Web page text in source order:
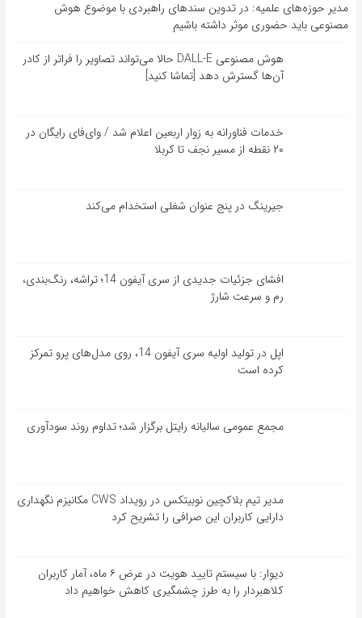
مدیر حوزه‌های علمیه: در تدوین سندهای راهبردی با موضوع هوش
مصنوعی باید حضوری موثر داشته باشیم
هوش مصنوعی DALL-E حالا می‌تواند تصاویر را فراتر از کادر
آن‌ها گسترش دهد [تماشا کنید]
خدمات فناورانه به زوار اربعین اعلام شد / وای‌فای رایگان در
۲۰ نقطه از مسیر نجف تا کربلا
جیرینگ در پنج عنوان شغلی استخدام می‌کند
افشای جزئیات جدیدی از سری آیفون 14؛ تراشه، رنگ‌بندی،
رم و سرعت شارژ
اپل در تولید اولیه سری آیفون 14، روی مدل‌های پرو تمرکز
کرده است
مجمع عمومی سالیانه رایتل برگزار شد؛ تداوم روند سودآوری
مدیر تیم بلاکچین نوبیتکس در رویداد CWS مکانیزم نگهداری
دارایی کاربران این صرافی را تشریح کرد
دیوار: با سیستم تایید هویت در عرض ۶ ماه، آمار کاربران
کلاهبردار را به طرز چشمگیری کاهش خواهیم داد